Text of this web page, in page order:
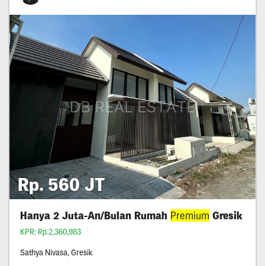
Rp. 560 JT
Hanya 2 Juta-An/Bulan Rumah Premium Gresik
KPR: Rp.2,360,983
Sathya Nivasa, Gresik